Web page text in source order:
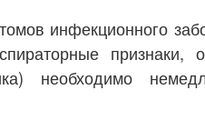
инфекционного
необходимо